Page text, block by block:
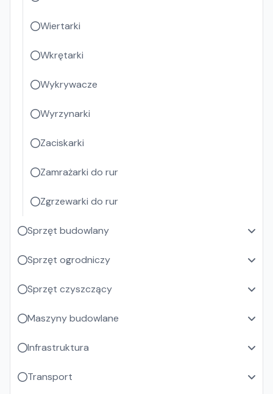
Wiertarki
Wkrętarki
Wykrywacze
Wyrzynarki
Zaciskarki
Zamrażarki do rur
Zgrzewarki do rur
Sprzęt budowlany
Sprzęt ogrodniczy
Sprzęt czyszczący
Maszyny budowlane
Infrastruktura
Transport